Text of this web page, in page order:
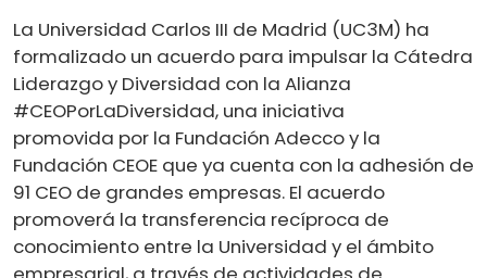
La Universidad Carlos III de Madrid (UC3M) ha
formalizado un acuerdo para impulsar la Cátedra
Liderazgo y Diversidad con la Alianza
#CEOPorLaDiversidad, una iniciativa
promovida por la Fundación Adecco y la
Fundación CEOE que ya cuenta con la adhesión de
91 CEO de grandes empresas. El acuerdo
promoverá la transferencia recíproca de
conocimiento entre la Universidad y el ámbito